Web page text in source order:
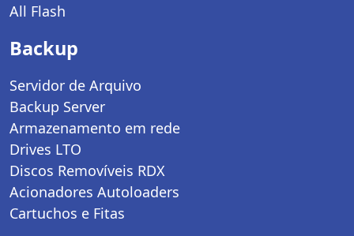
All Flash
Backup
Servidor de Arquivo
Backup Server
Armazenamento em rede
Drives LTO
Discos Removíveis RDX
Acionadores Autoloaders
Cartuchos e Fitas